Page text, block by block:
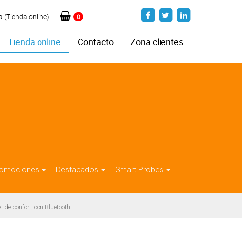
(Tienda online) 0
Tienda online Contacto Zona clientes
Destacados
Smart Probes
de confort, con Bluetooth